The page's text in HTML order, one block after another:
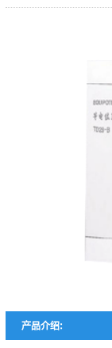
产品介绍: